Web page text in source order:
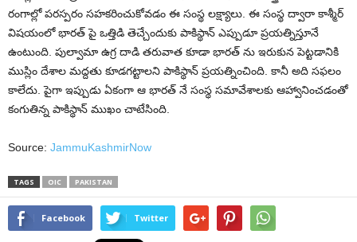
రంగాల్లో పరస్పరం సహకరించుకోవడం ఈ సంస్థ లక్ష్యాలు. ఈ సంస్థ ద్వారా కాశ్మీర్
విషయంలో భారత్ పై ఒత్తిడి తెచ్చేందుకు పాకిస్థాన్ ఎప్పుడూ ప్రయత్నిస్తూనే
ఉంటుంది. పుల్వామా ఉగ్ర దాడి తరువాత కూడా భారత్ ను ఇరుకున పెట్టడానికి
ముస్లిం దేశాల మద్దతు కూడగట్టాలని పాకిస్థాన్ ప్రయత్నించింది. కానీ అది సఫలం
కాలేదు. పైగా ఇప్పుడు ఏకంగా ఆ భారత్ నే సంస్థ సమావేశాలకు ఆహ్వానించడంతో
కంగుతిన్న పాకిస్థాన్ ముఖం చాటేసింది.
Source: JammuKashmirNow
TAGS OIC PAKISTAN
Facebook Twitter